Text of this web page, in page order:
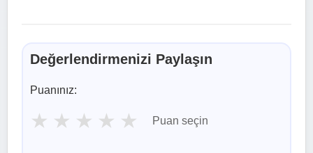
Değerlendirmenizi Paylaşın
Puanınız:
★ ★ ★ ★ ★ Puan seçin